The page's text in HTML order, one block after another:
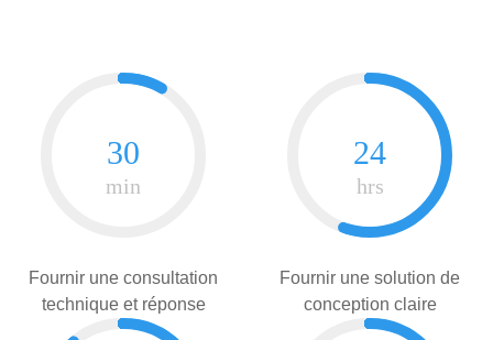
Fournir une consultation
technique et réponse
Fournir une solution de
conception claire